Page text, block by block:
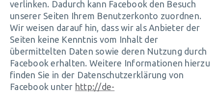
verlinken. Dadurch kann Facebook den Besuch
unserer Seiten Ihrem Benutzerkonto zuordnen.
Wir weisen darauf hin, dass wir als Anbieter der
Seiten keine Kenntnis vom Inhalt der
übermittelten Daten sowie deren Nutzung durch
Facebook erhalten. Weitere Informationen hierzu
finden Sie in der Datenschutzerklärung von
Facebook unter http://de-